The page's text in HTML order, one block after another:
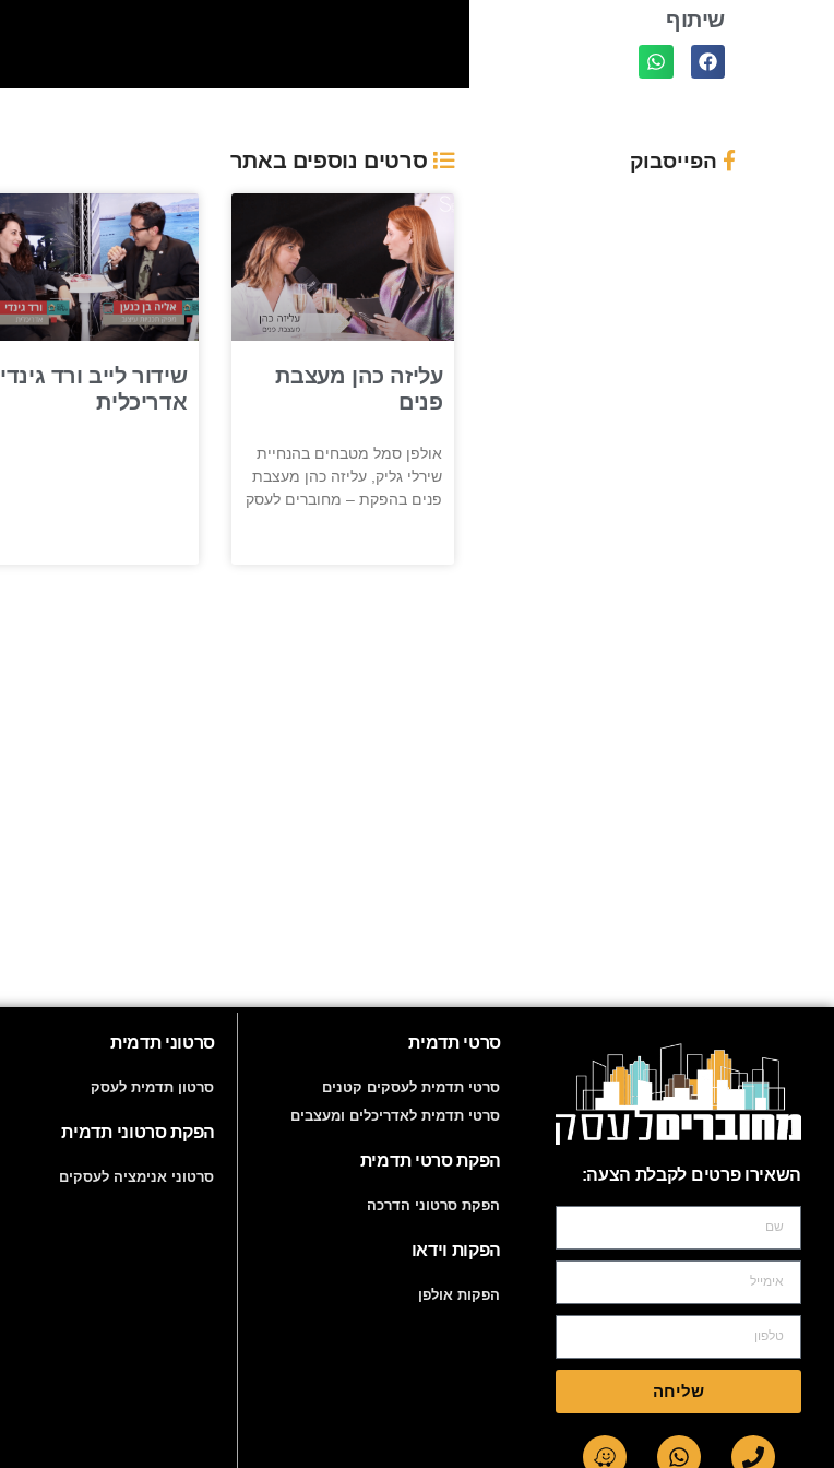
שיתוף
הפייסבוק סרטים נוספים באתר
עליזה כהן מעצבת
פנים
אולפן סמל מטבחים בהנחיית
שירלי גליק, עליזה כהן מעצבת
פנים בהפקת – מחוברים לעסק
שידור לייב ורד גינדי
אדריכלית
השאירו פרטים לקבלת הצעה:
שליחה
סרטי תדמית
סרטי תדמית לעסקים קטנים
סרטי תדמית לאדריכלים ומעצבים
הפקת סרטי תדמית
הפקת סרטוני הדרכה
הפקות וידאו
הפקות אולפן
סרטוני תדמית
סרטון תדמית לעסק
הפקת סרטוני תדמית
סרטוני אנימציה לעסקים